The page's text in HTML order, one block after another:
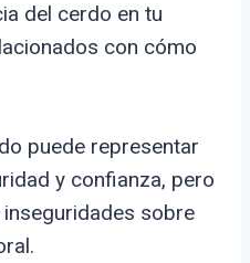
del cerdo en tu
con cómo
puede representar
y confianza, pero
sobre